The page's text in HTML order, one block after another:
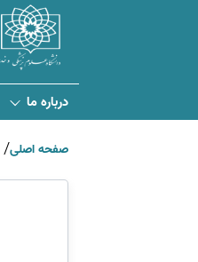
درباره ما
صفحه اصلی